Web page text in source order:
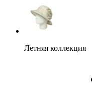
Летняя коллекция